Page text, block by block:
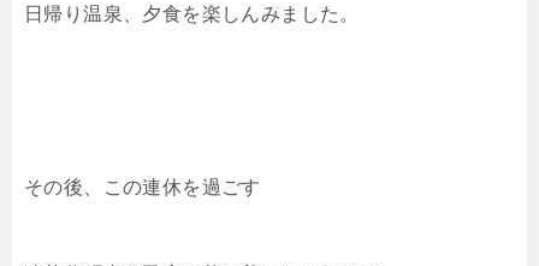
日帰り温泉、夕食を楽しんみました。
その後、この連休を過ごす